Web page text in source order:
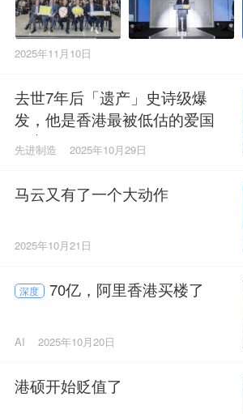
2025年11月10日
去世7年后「遗产」史诗级爆
发，他是香港最被低估的爱国
巨商
先进制造 2025年10月29日
马云又有了一个大动作
2025年10月21日
深度 70亿，阿里香港买楼了
AI 2025年10月20日
港硕开始贬值了